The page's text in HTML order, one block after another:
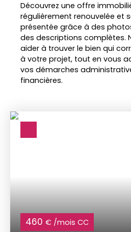
Découvrez une offre
régulièrement renouvelée et
présentée grâce à des
des descriptions complètes.
aider à trouver le bien qui
à votre projet, tout en vous
vos démarches
financières.
460 € /mois CC